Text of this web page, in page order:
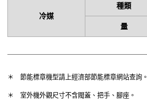
冷媒
種類
量
＊ 節能標章機型請上經濟部節能標章網站查詢。
＊ 室外機外觀尺寸不含閥蓋、把手、腳座。